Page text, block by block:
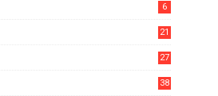
6
21
27
38